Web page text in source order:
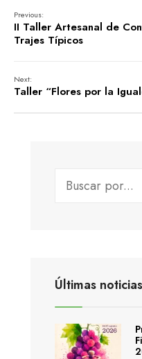
Previous:
II Taller Artesanal de
Trajes Típicos
Next:
Taller “Flores por la
Últimas noticias